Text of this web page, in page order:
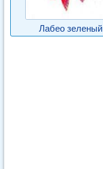
Лабео зеленый